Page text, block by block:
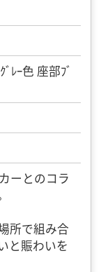
ﾞﾚｰ色 座部ﾌﾞ
ーとのコラ
所で組み合
と賑わいを